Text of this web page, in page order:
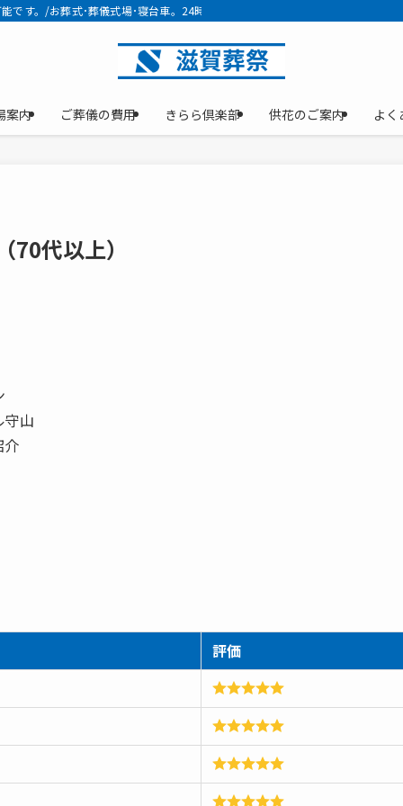
です。/お葬式･葬儀式場･寝台車。24時間受け付けております。家族葬・一日
案内 ご葬儀の費用 きらら倶楽部 供花のご案内 よ
70代以上）
守山
介
評価